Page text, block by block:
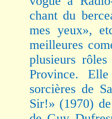
chant du
mes yeux»,
meilleures
plusieurs
Province.
sorcières de
Sir!» (1970)